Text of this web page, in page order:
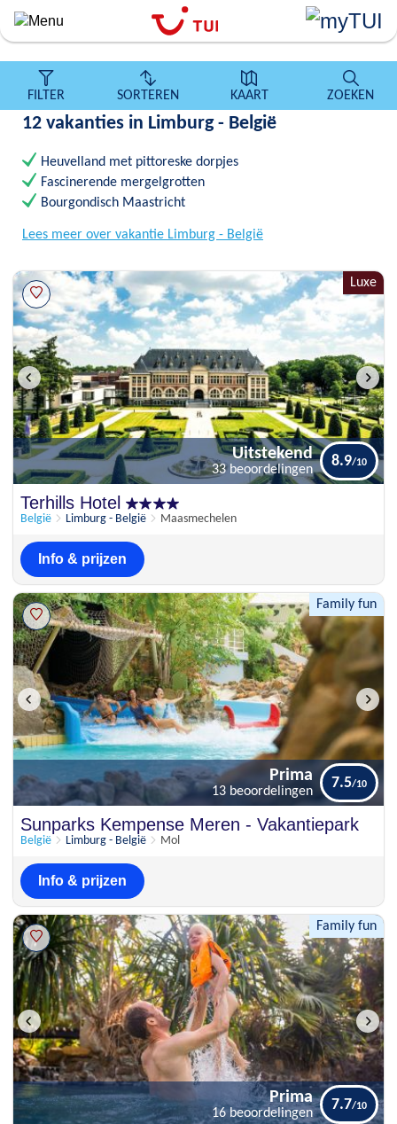
Overslaan
algemene
inhoud
FILTER SORTEREN KAART ZOEKEN
12 vakanties in Limburg - België
Heuvelland met pittoreske dorpjes
Fascinerende mergelgrotten
Bourgondisch Maastricht
Lees meer over vakantie Limburg - België
Luxe
33 beoordelingen
Terhills Hotel
België Limburg - België Maasmechelen
Uitstekend
33 beoordelingen
8.9
Info & prijzen
Family fun
Prima 7.5
Sunparks Kempense Meren - Vakantiepark
België Limburg - België Mol
Prima
13 beoordelingen
7.5
Info & prijzen
Family fun
Prima
16 beoordelingen
7.7